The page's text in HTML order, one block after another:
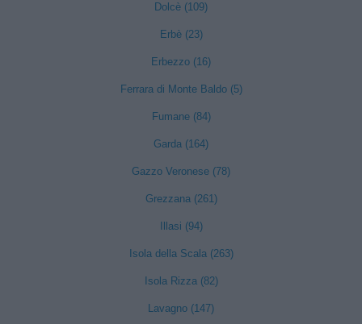
Dolcè (109)
Erbè (23)
Erbezzo (16)
Ferrara di Monte Baldo (5)
Fumane (84)
Garda (164)
Gazzo Veronese (78)
Grezzana (261)
Illasi (94)
Isola della Scala (263)
Isola Rizza (82)
Lavagno (147)